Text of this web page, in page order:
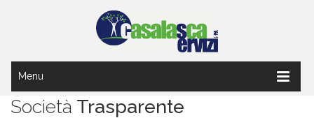
Menu
Società Trasparente